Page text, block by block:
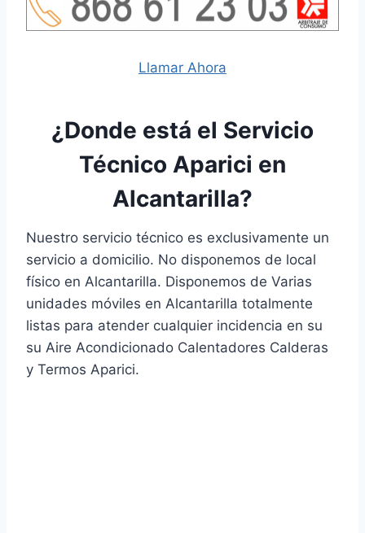
Llamar Ahora
¿Donde está el Servicio
Técnico Aparici en
Alcantarilla?
Nuestro servicio técnico es exclusivamente un
servicio a domicilio. No disponemos de local
físico en Alcantarilla. Disponemos de Varias
unidades móviles en Alcantarilla totalmente
listas para atender cualquier incidencia en su
su Aire Acondicionado Calentadores Calderas
y Termos Aparici.